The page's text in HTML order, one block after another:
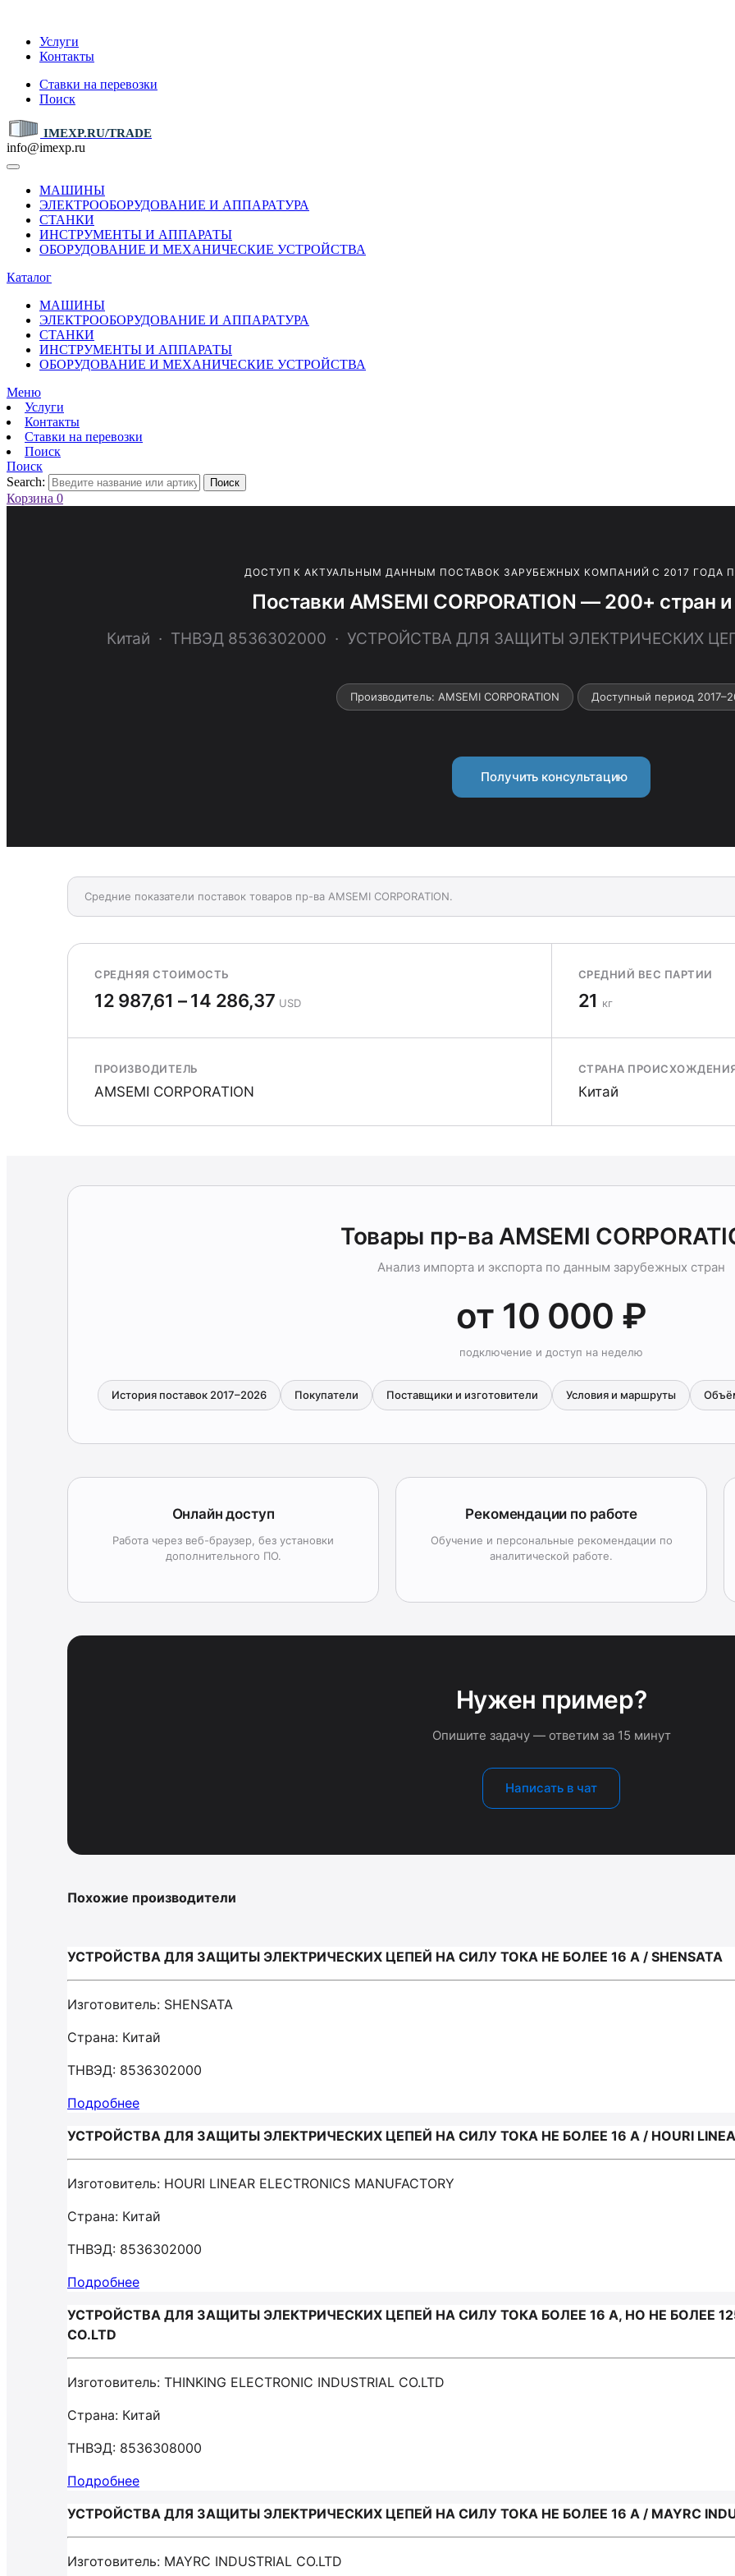
Услуги
Контакты
Ставки на перевозки
Поиск
IMEXP.RU/TRADE
info@imexp.ru
МАШИНЫ
ЭЛЕКТРООБОРУДОВАНИЕ И АППАРАТУРА
СТАНКИ
ИНСТРУМЕНТЫ И АППАРАТЫ
ОБОРУДОВАНИЕ И МЕХАНИЧЕСКИЕ УСТРОЙСТВА
Каталог
МАШИНЫ
ЭЛЕКТРООБОРУДОВАНИЕ И АППАРАТУРА
СТАНКИ
ИНСТРУМЕНТЫ И АППАРАТЫ
ОБОРУДОВАНИЕ И МЕХАНИЧЕСКИЕ УСТРОЙСТВА
Меню
Услуги
Контакты
Ставки на перевозки
Поиск
Поиск
Search:
Поиск
Корзина 0
ДОСТУП К АКТУАЛЬНЫМ ДАННЫМ ПОСТАВОК ЗАРУБЕЖНЫХ КОМПАНИЙ С 2017 ГОДА
Поставки AMSEMI CORPORATION — 200+ стран
Китай · ТНВЭД 8536302000 · УСТРОЙСТВА ДЛЯ ЗАЩИТЫ ЭЛЕКТРИЧЕСКИХ
Производитель: AMSEMI CORPORATION Доступный период
Получить консультацию
Средние показатели поставок товаров пр-ва AMSEMI CORPORATION.
СРЕДНЯЯ СТОИМОСТЬ
12 987,61 – 14 286,37 USD
СРЕДНИЙ ВЕС ПАРТИИ
21 кг
ПРОИЗВОДИТЕЛЬ
AMSEMI CORPORATION
СТРАНА
Китай
Товары пр-ва AMSEMI
Анализ импорта и экспорта по данным зарубежных стран
от 10 000 ₽
подключение и доступ на неделю
История поставок 2017–2026 Покупатели Поставщики и изготовители Условия и маршруты
Онлайн доступ
Работа через веб-браузер, без установки
дополнительного ПО.
Рекомендации по работе
Обучение и персональные рекомендации по
аналитической работе.
Нужен пример?
Опишите задачу — ответим за 15 минут
Написать в чат
Похожие производители
УСТРОЙСТВА ДЛЯ ЗАЩИТЫ ЭЛЕКТРИЧЕСКИХ ЦЕПЕЙ НА СИЛУ ТОКА НЕ БОЛЕЕ 16 А / SHENSATA
Изготовитель: SHENSATA
Страна: Китай
ТНВЭД: 8536302000
Подробнее
УСТРОЙСТВА ДЛЯ ЗАЩИТЫ ЭЛЕКТРИЧЕСКИХ ЦЕПЕЙ НА СИЛУ ТОКА НЕ БОЛЕЕ 16 А / HOURI LINEAR
Изготовитель: HOURI LINEAR ELECTRONICS MANUFACTORY
Страна: Китай
ТНВЭД: 8536302000
Подробнее
УСТРОЙСТВА ДЛЯ ЗАЩИТЫ ЭЛЕКТРИЧЕСКИХ ЦЕПЕЙ НА СИЛУ ТОКА БОЛЕЕ 16 А, НО НЕ БОЛЕЕ 125 А /
CO.LTD
Изготовитель: THINKING ELECTRONIC INDUSTRIAL CO.LTD
Страна: Китай
ТНВЭД: 8536308000
Подробнее
УСТРОЙСТВА ДЛЯ ЗАЩИТЫ ЭЛЕКТРИЧЕСКИХ ЦЕПЕЙ НА СИЛУ ТОКА НЕ БОЛЕЕ 16 А / MAYRC
Изготовитель: MAYRC INDUSTRIAL CO.LTD